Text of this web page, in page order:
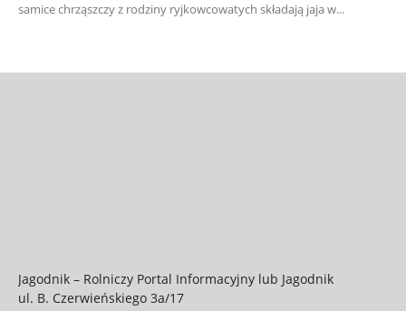
samice chrząszczy z rodziny ryjkowcowatych składają jaja w...
Jagodnik – Rolniczy Portal Informacyjny lub Jagodnik
ul. B. Czerwieńskiego 3a/17